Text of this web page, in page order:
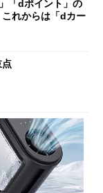
「dポイント」の
れからは「dカー
点